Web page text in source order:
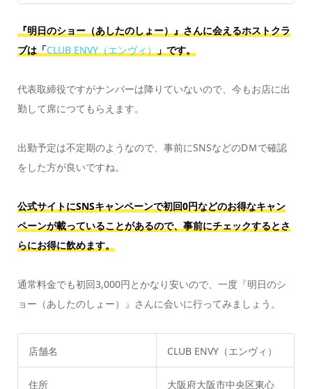
『明日のショー（あしたのしょー）』さんに会えるホストクラ
ブは「CLUB ENVY（エンヴィ） 」です。
代表取締役ですがナンバーは降りていないので、今もお店に出
勤して席につてもらえます。
出勤予定は不定期のようなので、事前にSNSなどのDＭで確認
をした方が良いですね。
公式サイトにSNSキャンペーンで初回0円などのお得なキャン
ペーンが載っていることがあるので、事前にチェックするとさ
らにお得に飲めます。
通常料金でも初回3,000円とかなり安いので、一度『明日のシ
ョー（あしたのしょー）』さんに会いに行ってみましょう。
店舗名 CLUB ENVY（エンヴィ）
住所
大阪府大阪市中央区東心